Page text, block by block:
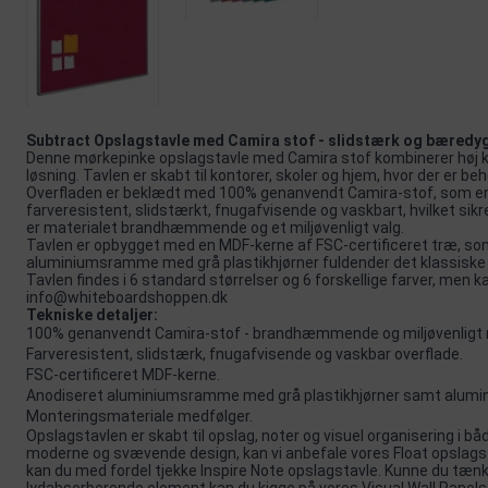
Subtract Opslagstavle med Camira stof - slidstærk og
Denne mørkepinke opslagstavle med Camira stof kombinerer
løsning. Tavlen er skabt til kontorer, skoler og hjem, hvor der er
Overfladen er beklædt med 100% genanvendt Camira-stof, som
farveresistent, slidstærkt, fnugafvisende og vaskbart, hvilket
er materialet brandhæmmende og et miljøvenligt valg.
Tavlen er opbygget med en MDF-kerne af FSC-certificeret træ,
aluminiumsramme med grå plastikhjørner fuldender det klassiske
Tavlen findes i 6 standard størrelser og 6 forskellige farver, men
info@whiteboardshoppen.dk
Tekniske detaljer:
100% genanvendt Camira-stof - brandhæmmende og miljøvenligt
Farveresistent, slidstærk, fnugafvisende og vaskbar overflade.
FSC-certificeret MDF-kerne.
Anodiseret aluminiumsramme med grå plastikhjørner samt
Monteringsmateriale medfølger.
Opslagstavlen er skabt til opslag, noter og visuel organisering i
moderne og svævende design, kan vi anbefale vores Float
kan du med fordel tjekke Inspire Note opslagstavle. Kunne du